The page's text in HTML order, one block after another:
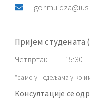
Пријем студената
Четвртак 15:30 -
*само у недељама у
Консултације се